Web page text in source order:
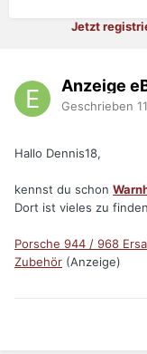
Jetzt
Anzeige
Geschrieben
Hallo Dennis18,
kennst du schon
Dort ist vieles zu
Porsche 944 / 968
Zubehör (Anzeige)